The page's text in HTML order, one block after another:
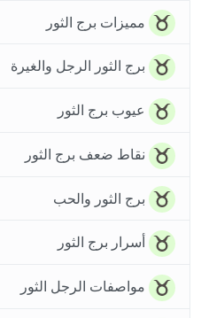
مميزات برج الثور
برج الثور الرجل والغيرة
عيوب برج الثور
نقاط ضعف برج الثور
برج الثور والحب
أسرار برج الثور
مواصفات الرجل الثور